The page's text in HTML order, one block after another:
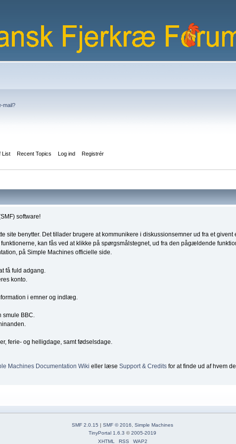
mail?
List Recent Topics Log ind Registrér
software!
site benytter. Det tillader brugere at kommunikere i diskussionsemner ud fra et
kan fås ved at klikke på spørgsmålstegnet, ud fra den pågældende
på Simple Machines officielle side.
få fuld adgang.
konto.
i emner og indlæg.
smule BBC.
ferie- og helligdage, samt fødselsdage.
Machines Documentation Wiki eller læseSupport & Credits for at finde ud af hvem
SMF 2.0.15 | SMF © 2016, Simple Machines
TinyPortal 1.6.3 ©2005-2019
XHTML
RSS WAP2